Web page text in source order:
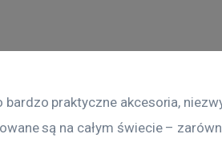
praktyczne akcesoria,
są na całym świecie –